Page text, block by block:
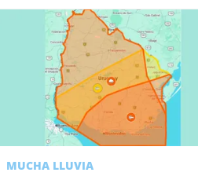
MUCHA LLUVIA